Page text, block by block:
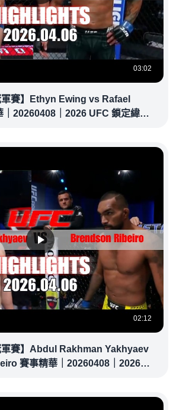
03:02
軍賽】Ethyn Ewing vs Rafael
｜20260408｜2026 UFC 鎖定緯
02:12
軍賽】Abdul Rakhman Yakhyaev
賽事精華｜20260408｜2026